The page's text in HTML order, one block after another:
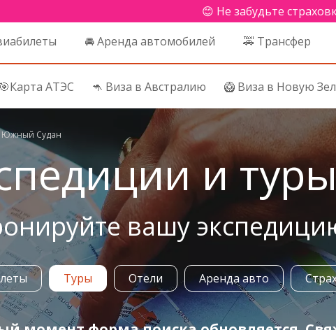
😊 Не забудьте
🚘 Аренда автомобилей 🚕 Трансфер
🎯Карта АТЭС 🦘 Виза в Австралию 🥝 Виза в Новую
Южный Судан
и
вашу
Туры Отели Аренда авто